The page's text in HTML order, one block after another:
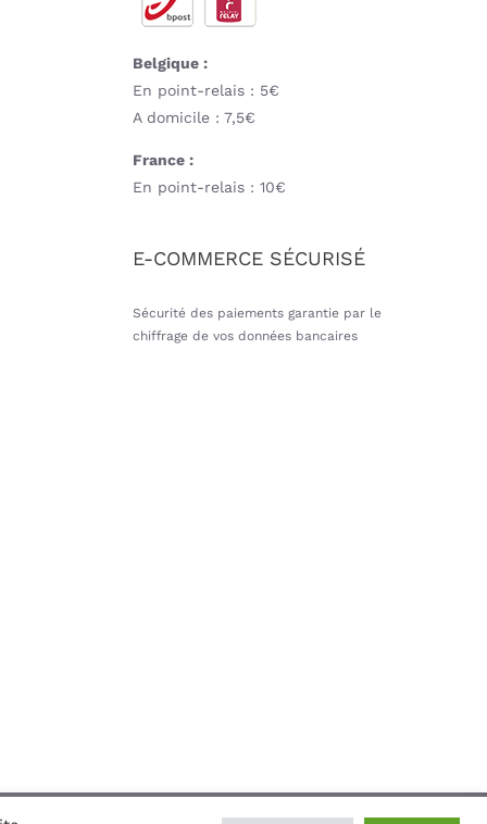
Belgique :
En point-relais : 5€
A domicile : 7,5€
France :
En point-relais : 10€
E-COMMERCE SÉCURISÉ
Sécurité des paiements garantie par le
chiffrage de vos données bancaires